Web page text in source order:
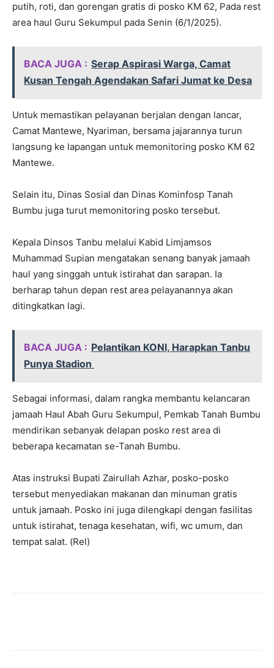
putih, roti, dan gorengan gratis di posko KM 62, Pada rest
area haul Guru Sekumpul pada Senin (6/1/2025).
BACA JUGA : Serap Aspirasi Warga, Camat
Kusan Tengah Agendakan Safari Jumat ke Desa
Untuk memastikan pelayanan berjalan dengan lancar,
Camat Mantewe, Nyariman, bersama jajarannya turun
langsung ke lapangan untuk memonitoring posko KM 62
Mantewe.
Selain itu, Dinas Sosial dan Dinas Kominfosp Tanah
Bumbu juga turut memonitoring posko tersebut.
Kepala Dinsos Tanbu melalui Kabid Limjamsos
Muhammad Supian mengatakan senang banyak jamaah
haul yang singgah untuk istirahat dan sarapan. Ia
berharap tahun depan rest area pelayanannya akan
ditingkatkan lagi.
BACA JUGA : Pelantikan KONI, Harapkan Tanbu
Punya Stadion
Sebagai informasi, dalam rangka membantu kelancaran
jamaah Haul Abah Guru Sekumpul, Pemkab Tanah Bumbu
mendirikan sebanyak delapan posko rest area di
beberapa kecamatan se-Tanah Bumbu.
Atas instruksi Bupati Zairullah Azhar, posko-posko
tersebut menyediakan makanan dan minuman gratis
untuk jamaah. Posko ini juga dilengkapi dengan fasilitas
untuk istirahat, tenaga kesehatan, wifi, wc umum, dan
tempat salat. (Rel)